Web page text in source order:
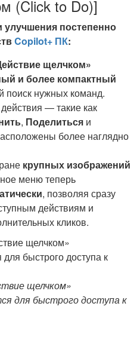
(Click to Do)]
постепенно
Copilot+ ПК:
щелчком»
и более компактный
нужных команд.
— такие как
, Поделиться и
более наглядно
крупных изображений
меню теперь
, позволяя сразу
действиям и
кликов.
щелчком»
для быстрого доступа к